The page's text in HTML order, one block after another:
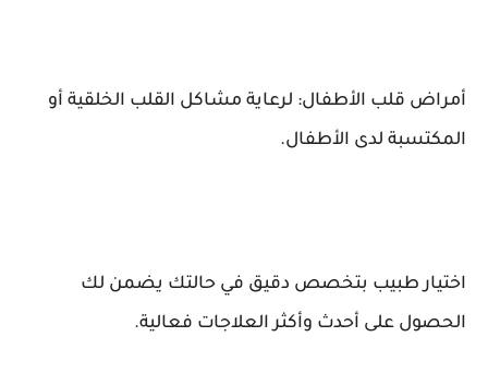
أمراض قلب الأطفال: لرعاية مشاكل القلب الخلقية أو
المكتسبة لدى الأطفال.
اختيار طبيب بتخصص دقيق في حالتك يضمن لك
الحصول على أحدث وأكثر العلاجات فعالية.